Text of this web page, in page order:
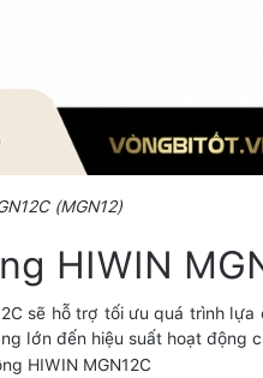
(MGN12)
HIWIN
sẽ hỗ trợ tối ưu quá trình
lớn đến hiệu suất hoạt động